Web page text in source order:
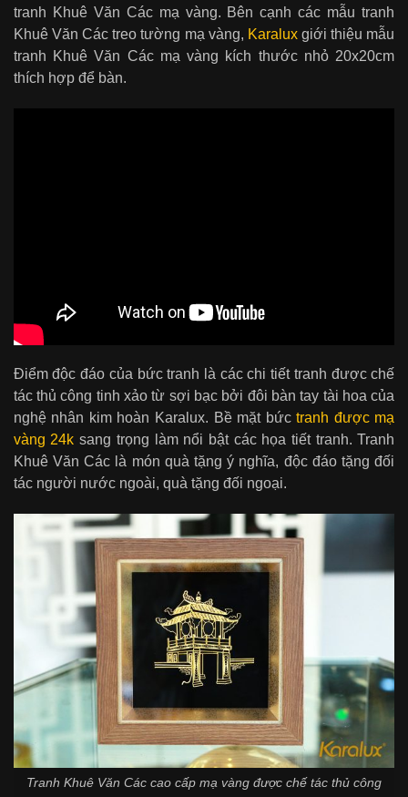
tranh Khuê Văn Các mạ vàng. Bên cạnh các mẫu tranh
Khuê Văn Các treo tường mạ vàng, Karaluxgiới thiệu mẫu
tranh Khuê Văn Các mạ vàng kích thước nhỏ 20x20cm
thích hợp để bàn.
Điểm độc đáo của bức tranh là các chi tiết tranh được chế
tác thủ công tinh xảo từ sợi bạc bởi đôi bàn tay tài hoa của
nghệ nhân kim hoàn Karalux. Bề mặt bứctranh được mạ
vàng 24k sang trọng làm nổi bật các họa tiết tranh. Tranh
Khuê Văn Các là món quà tặng ý nghĩa, độc đáo tặng đối
tác người nước ngoài, quà tặng đối ngoại.
Tranh Khuê Văn Các cao cấp mạ vàng được chế tác thủ công